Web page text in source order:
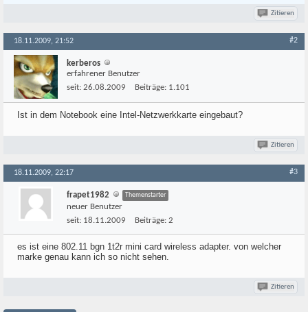
Zitieren
18.11.2009, 21:52 #2
kerberos
erfahrener Benutzer
seit: 26.08.2009 Beiträge: 1.101
Ist in dem Notebook eine Intel-Netzwerkkarte eingebaut?
Zitieren
18.11.2009, 22:17 #3
frapet1982 Themenstarter
neuer Benutzer
seit: 18.11.2009 Beiträge: 2
es ist eine 802.11 bgn 1t2r mini card wireless adapter. von welcher
marke genau kann ich so nicht sehen.
Zitieren